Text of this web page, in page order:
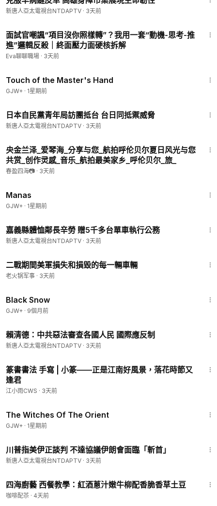
新唐人亞太電視台NTDAPTV · 3天前
面試官嘲諷“項目沒你照樣轉”？我用一套“動機-思考-推
進”邏輯反殺｜終面壓力面硬核拆解
Eva聊聊職場 · 3天前
Touch of the Master's Hand
GJW+ · 1星期前
日本自民黨青年局訪團抵台 台日同抵禦威脅
新唐人亞太電視台NTDAPTV · 3天前
央金兰泽_爱琴海_分享与您_航拍呼伦贝尔夏日风光与您
共赏_创作灵感_音乐_航拍最美家乡_呼伦贝尔_旅_
春盈四海📷 · 3天前
Manas
GJW+ · 1星期前
嘉義縣體恤鄰長辛勞 贈5千多台單車執行公務
新唐人亞太電視台NTDAPTV · 3天前
二戰期間美軍損失和損毀的每一輛車輛
老火锅军事 · 3天前
Black Snow
GJW+ · 9個月前
賴清德：中共惡法審查各國人民 國際應反制
新唐人亞太電視台NTDAPTV · 3天前
篆書書法 手寫 | 小篆——正是江南好風景，落花時節又
逢君
江小雨CWS · 3天前
The Witches Of The Orient
GJW+ · 1星期前
川普指美伊正談判 不達協議伊朗會面臨「斬首」
新唐人亞太電視台NTDAPTV · 3天前
四海廚藝 西餐教學：紅酒蔥汁嫩牛柳配香脆香草土豆
咖啡配苶 · 4天前